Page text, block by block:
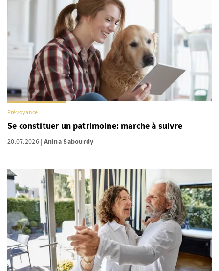
Prévoyance
Se constituer un patrimoine: marche à suivre
20.07.2026 Anina Sabourdy